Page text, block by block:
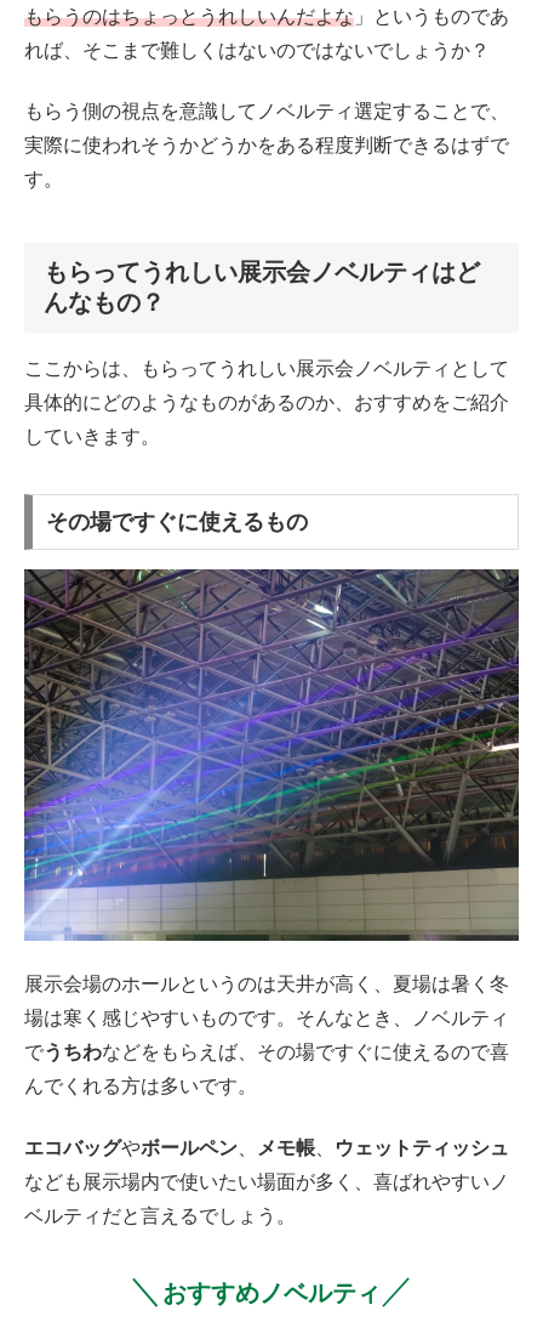
もらうのはちょっとうれしいんだよな 」というものであ
れば、そこまで難しくはないのではないでしょうか？
もらう側の視点を意識してノベルティ選定することで、
実際に使われそうかどうかをある程度判断できるはずで
す。
もらってうれしい展示会ノベルティはど
んなもの？
ここからは、もらってうれしい展示会ノベルティとして
具体的にどのようなものがあるのか、おすすめをご紹介
していきます。
その場ですぐに使えるもの
展示会場のホールというのは天井が高く、夏場は暑く冬
場は寒く感じやすいものです。そんなとき、ノベルティ
でうちわなどをもらえば、その場ですぐに使えるので喜
んでくれる方は多いです。
エコバッグやボールペン メモ帳
ウェットティッシュ
なども展示場内で使いたい場面が多く、喜ばれやすいノ
ベルティだと言えるでしょう。
＼ おすすめノベルティ ／